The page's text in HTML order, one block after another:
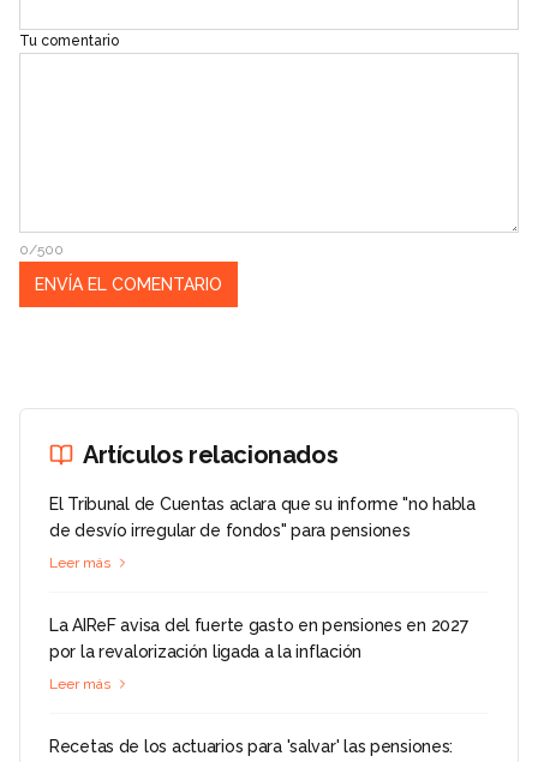
Tu comentario
0/500
Artículos relacionados
El Tribunal de Cuentas aclara que su informe "no habla
de desvío irregular de fondos" para pensiones
Leer más
La AIReF avisa del fuerte gasto en pensiones en 2027
por la revalorización ligada a la inflación
Leer más
Recetas de los actuarios para 'salvar' las pensiones: